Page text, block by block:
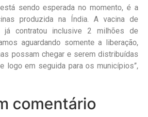
sendo esperada no momento, é a
produzida na Índia. A vacina de
já contratou inclusive 2 milhões de
aguardando somente a liberação,
possam chegar e serem distribuídas
logo em seguida para os municípios”,
comentário